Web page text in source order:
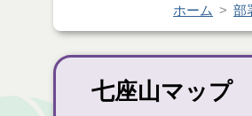
ホーム 部
七座山マップ